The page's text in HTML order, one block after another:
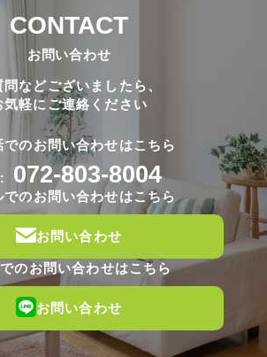
CONTACT
お問い合わせ
問などございましたら、
気軽にご連絡ください
でのお問い合わせはこちら
072-803-8004
でのお問い合わせはこちら
お問い合わせ
のお問い合わせはこちら
お問い合わせ